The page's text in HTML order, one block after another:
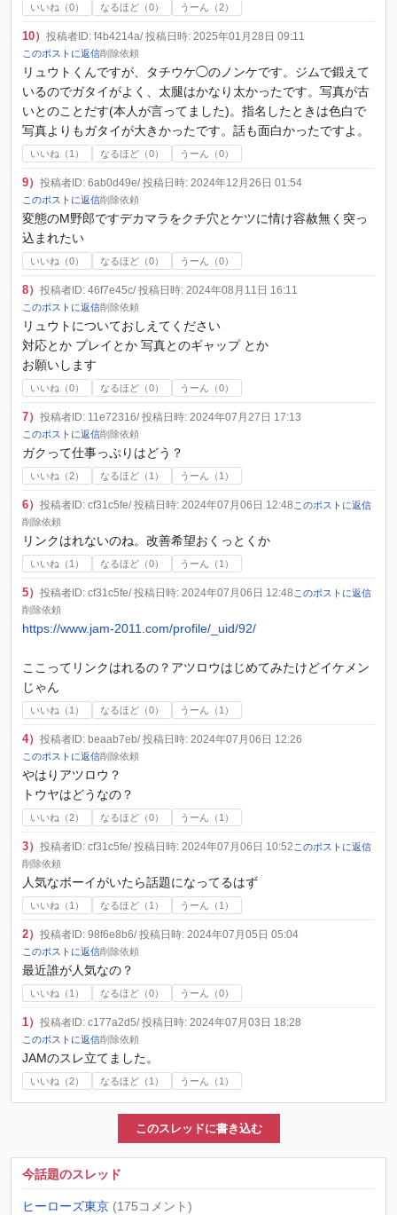
今話題のスレッド
ヒーローズ東京 (175コメント)
いいね（0） なるほど（0） うーん（2）
10） 投稿者ID: f4b4214a/ 投稿日時: 2025年01月28日 09:11
このポストに返信削除依頼
リュウトくんですが、タチウケ◯のノンケです。ジムで鍛えて
いるのでガタイがよく、太腿はかなり太かったです。写真が古
いとのことだす(本人が言ってました)。指名したときは色白で
写真よりもガタイが大きかったです。話も面白かったですよ。
いいね（ 1 ） なるほど（0） うーん（0）
9） 投稿者ID: 6ab0d49e/ 投稿日時: 2024年12月26日 01:54
このポストに返信削除依頼
変態のМ野郎ですデカマラをクチ穴とケツに情け容赦無く突っ
込まれたい
いいね（0） なるほど（0） うーん（0）
8） 投稿者ID: 46f7e45c/ 投稿日時: 2024年08月11日 16:11
このポストに返信削除依頼
リュウトについておしえてください
対応とか プレイとか 写真とのギャップ とか
お願いします
いいね（0） なるほど（0） うーん（0）
7） 投稿者ID: 11e72316/ 投稿日時: 2024年07月27日 17:13
このポストに返信削除依頼
ガクって仕事っぷりはどう？
いいね（2） なるほど（ 1 ） うーん（ 1 ）
6） 投稿者ID: cf31c5fe/ 投稿日時: 2024年07月06日 12:48 このポストに返信
削除依頼
リンクはれないのね。改善希望おくっとくか
いいね（ 1 ） なるほど（0） うーん（ 1 ）
5） 投稿者ID: cf31c5fe/ 投稿日時: 2024年07月06日 12:48 このポストに返信
削除依頼
https://www.jam-2011.com/profile/_uid/92/
ここってリンクはれるの？アツロウはじめてみたけどイケメン
じゃん
いいね（ 1 ） なるほど（0） うーん（ 1 ）
4） 投稿者ID: beaab7eb/ 投稿日時: 2024年07月06日 12:26
このポストに返信削除依頼
やはりアツロウ？
トウヤはどうなの？
いいね（2） なるほど（0） うーん（ 1 ）
3） 投稿者ID: cf31c5fe/ 投稿日時: 2024年07月06日 10:52 このポストに返信
削除依頼
人気なボーイがいたら話題になってるはず
いいね（ 1 ） なるほど（ 1 ） うーん（ 1 ）
2） 投稿者ID: 98f6e8b6/ 投稿日時: 2024年07月05日 05:04
このポストに返信削除依頼
最近誰が人気なの？
いいね（ 1 ） なるほど（0） うーん（0）
1） 投稿者ID: c177a2d5/ 投稿日時: 2024年07月03日 18:28
このポストに返信削除依頼
JAMのスレ立てました。
いいね（2） なるほど（ 1 ） うーん（ 1 ）
このスレッドに書き込む